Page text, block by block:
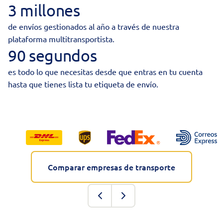
3 millones
de envíos gestionados al año a través de nuestra
plataforma multitransportista.
90 segundos
es todo lo que necesitas desde que entras en tu cuenta
hasta que tienes lista tu etiqueta de envío.
Comparar empresas de transporte